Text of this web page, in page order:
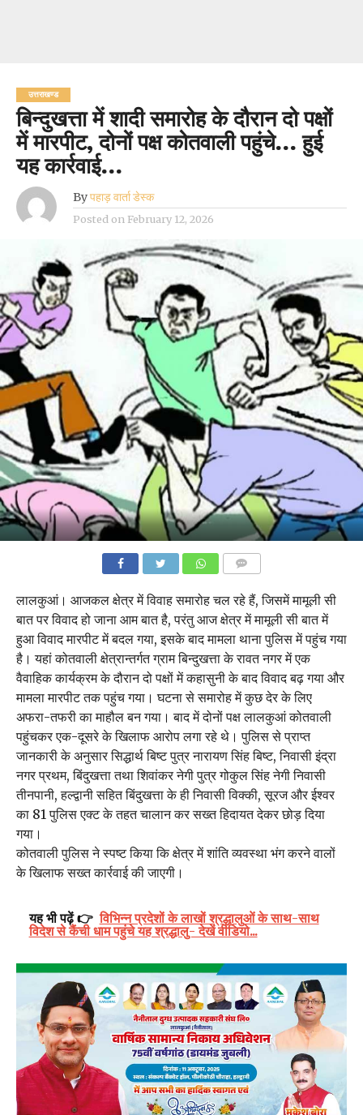
उत्तराखण्ड
बिन्दुखत्ता में शादी समारोह के दौरान दो पक्षों
में मारपीट, दोनों पक्ष कोतवाली पहुंचे… हुई
यह कार्रवाई…
Byपहाड़ वार्ता डेस्क
Posted on February 12, 2026
लालकुआं। आजकल क्षेत्र में विवाह समारोह चल रहे हैं, जिसमें मामूली सी
बात पर विवाद हो जाना आम बात है, परंतु आज क्षेत्र में मामूली सी बात में
हुआ विवाद मारपीट में बदल गया, इसके बाद मामला थाना पुलिस में पहुंच गया
है। यहां कोतवाली क्षेत्रान्तर्गत ग्राम बिन्दुखत्ता के रावत नगर में एक
वैवाहिक कार्यक्रम के दौरान दो पक्षों में कहासुनी के बाद विवाद बढ़ गया और
मामला मारपीट तक पहुंच गया। घटना से समारोह में कुछ देर के लिए
अफरा-तफरी का माहौल बन गया। बाद में दोनों पक्ष लालकुआं कोतवाली
पहुंचकर एक-दूसरे के खिलाफ आरोप लगा रहे थे। पुलिस से प्राप्त
जानकारी के अनुसार सिद्धार्थ बिष्ट पुत्र नारायण सिंह बिष्ट, निवासी इंद्रा
नगर प्रथम, बिंदुखत्ता तथा शिवांकर नेगी पुत्र गोकुल सिंह नेगी निवासी
तीनपानी, हल्द्वानी सहित बिंदुखत्ता के ही निवासी विक्की, सूरज और ईश्वर
का 81 पुलिस एक्ट के तहत चालान कर सख्त हिदायत देकर छोड़ दिया
गया।
कोतवाली पुलिस ने स्पष्ट किया कि क्षेत्र में शांति व्यवस्था भंग करने वालों
के खिलाफ सख्त कार्रवाई की जाएगी।
यह भी पढ़ें 👉 विभिन्न प्रदेशों के लाखों श्रद्धालुओं के साथ-साथ
विदेश से कैंची धाम पहुंचे यह श्रद्धालु- देखें वीडियो...